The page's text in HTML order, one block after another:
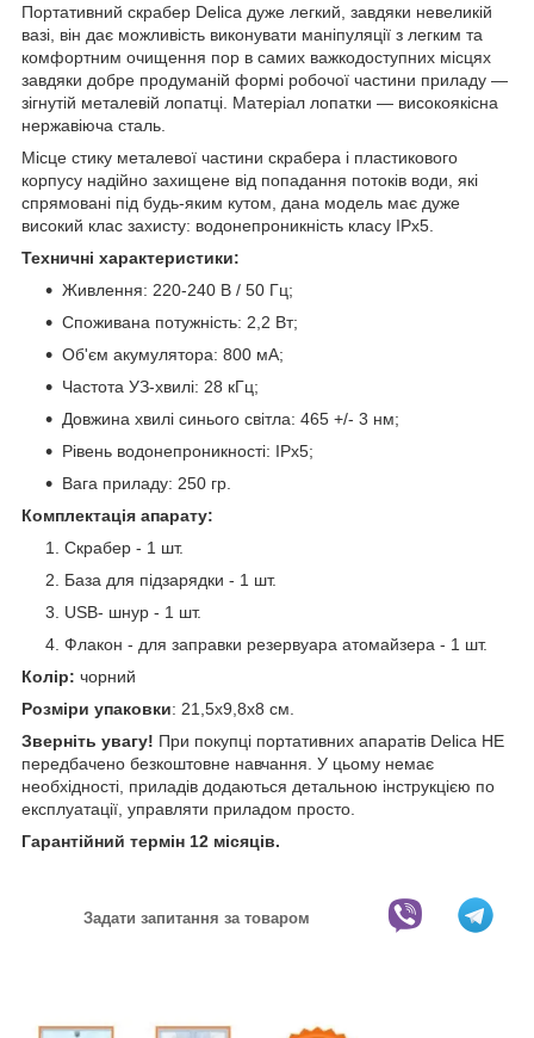
Портативний скрабер Delica дуже легкий, завдяки невеликій
вазі, він дає можливість виконувати маніпуляції з легким та
комфортним очищення пор в самих важкодоступних місцях
завдяки добре продуманій формі робочої частини приладу —
зігнутій металевій лопатці. Матеріал лопатки — високоякісна
нержавіюча сталь.
Місце стику металевої частини скрабера і пластикового
корпусу надійно захищене від попадання потоків води, які
спрямовані під будь-яким кутом, дана модель має дуже
високий клас захисту: водонепроникність класу IPx5.
Техничні характеристики:
Живлення: 220-240 В / 50 Гц;
Споживана потужність: 2,2 Вт;
Об'єм акумулятора: 800 мА;
Частота УЗ-хвилі: 28 кГц;
Довжина хвилі синього світла: 465 +/- 3 нм;
Рівень водонепроникності: IPx5;
Вага приладу: 250 гр.
Комплектація апарату:
Скрабер - 1 шт.
База для підзарядки - 1 шт.
USB- шнур - 1 шт.
Флакон - для заправки резервуара атомайзера - 1 шт.
Колір: чорний
Розміри упаковки: 21,5х9,8х8 см.
Зверніть увагу! При покупці портативних апаратів Delica НЕ
передбачено безкоштовне навчання. У цьому немає
необхідності, приладів додаються детальною інструкцією по
експлуатації, управляти приладом просто.
Гарантійний термін 12 місяців.
Задати запитання за товаром